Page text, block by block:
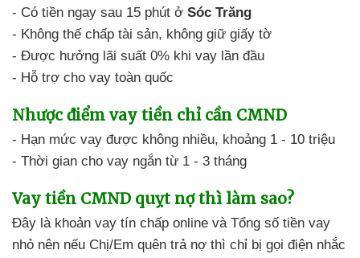
- Có tiền ngay sau 15 phút ở Sóc Trăng
- Không thế chấp tài sản, không giữ giấy tờ
- Được hưởng lãi suất 0% khi vay lần đầu
- Hỗ trợ cho vay toàn quốc
Nhược điểm vay tiền chỉ cần CMND
- Hạn mức vay được không nhiều, khoảng 1 - 10 triệu
- Thời gian cho vay ngắn từ 1 - 3 tháng
Vay tiền CMND quỵt nợthì làm sao?
Đây là khoản vay tín chấp online vàTổng số tiền vay
nhỏ nên nếu Chị/Em quên trả nợ thì chỉ bị gọi điện nhắc